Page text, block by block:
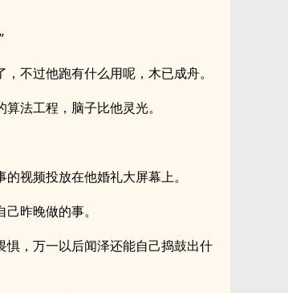
不过他跑有什么用呢，木已成舟。
法工程，脑子比他灵光。
视频投放在他婚礼大屏幕上。
昨晚做的事。
，万一以后闻泽还能自己捣鼓出什